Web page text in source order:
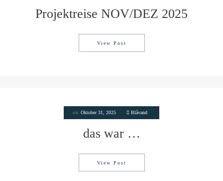
Projektreise NOV/DEZ 2025
View Post
on Oktober 31, 2025 Blåvand
das war …
View Post